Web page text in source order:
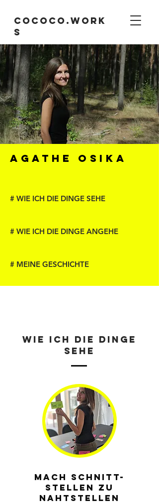
cococo.work
s
Agathe Osika
# WIE ICH DIE DINGE SEHE
# WIE ICH DIE DINGE ANGEHE
# MEINE GESCHICHTE
WIE ICH DIE DINGE
SEHE
MACH SCHNITT-
STEllen zu
NAHTSTELLEN